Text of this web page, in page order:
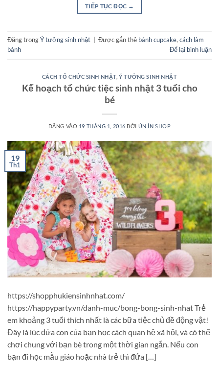
TIẾP TỤC ĐỌC →
Đăng trongÝ tưởng sinh nhật Được gắn thẻ bánh cupcake,cách làm
bánh
Để lại bình luận
CÁCH TỔ CHỨC SINH NHẬT, Ý TƯỞNG SINH NHẬT
Kế hoạch tổ chức tiệc sinh nhật 3 tuổi cho
bé
ĐĂNG VÀO 19 THÁNG 1, 2016 BỞI ỦN ỈN SHOP
19
Th1
https://shopphukiensinhnhat.com/
https://happyparty.vn/danh-muc/bong-bong-sinh-nhat Trẻ
em khoảng 3 tuổi thích nhất là các bữa tiệc chủ đề động vật!
Đây là lúc đứa con của bạn học cách quan hệ xã hội, và có thể
chơi chung với bạn bè trong một thời gian ngắn. Nếu con
bạn đi học mẫu giáo hoặc nhà trẻ thì đứa […]